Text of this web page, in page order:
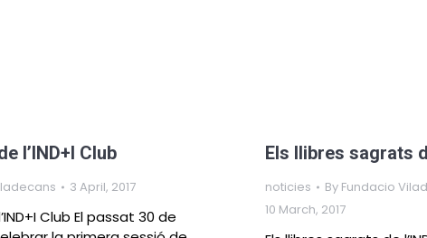
l’IND+I Club
3 April, 2017
Club El passat 30 de
Els llibres sagrats
noticies By Fundacio
10 March, 2017